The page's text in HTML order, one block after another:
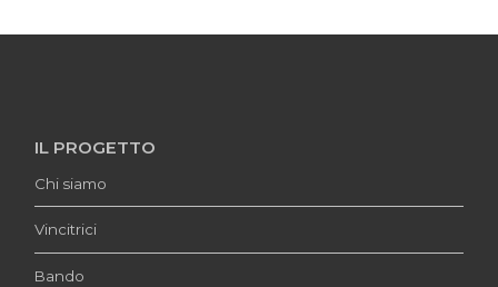
IL PROGETTO
Chi siamo
Vincitrici
Bando